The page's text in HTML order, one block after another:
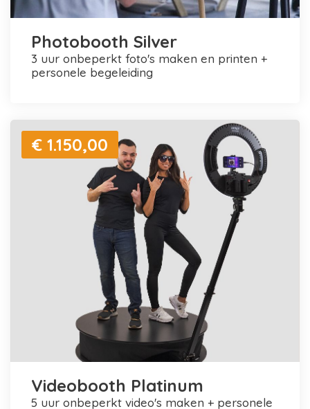
Photobooth Silver
3 uur onbeperkt foto's maken en printen +
personele begeleiding
€ 1.150,00
Videobooth Platinum
5 uur onbeperkt video's maken + personele